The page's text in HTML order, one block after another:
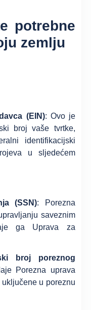
potrebne
zemlju
(EIN): Ovo je
broj vaše tvrtke,
identifikacijski
u sljedećem
(SSN): Porezna
saveznim
ga Uprava za
broj poreznog
Porezna uprava
u poreznu